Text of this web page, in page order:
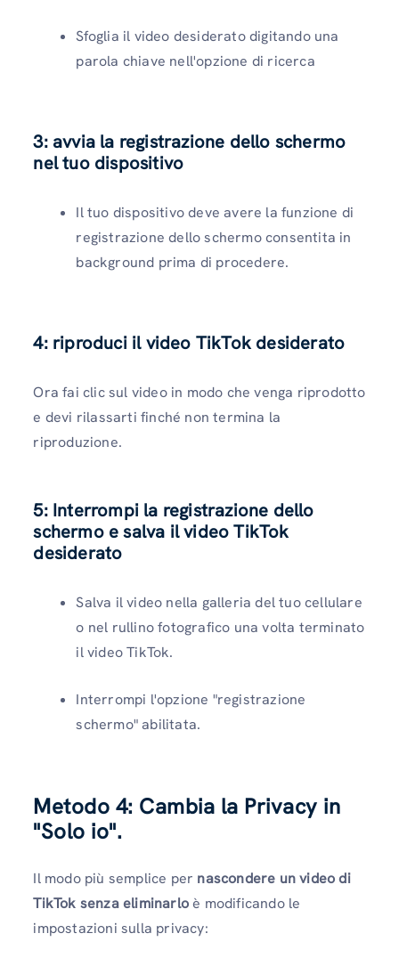
Sfoglia il video desiderato digitando una
parola chiave nell'opzione di ricerca
3: avvia la registrazione dello schermo
nel tuo dispositivo
Il tuo dispositivo deve avere la funzione di
registrazione dello schermo consentita in
background prima di procedere.
4: riproduci il video TikTok desiderato
Ora fai clic sul video in modo che venga riprodotto
e devi rilassarti finché non termina la
riproduzione.
5: Interrompi la registrazione dello
schermo e salva il video TikTok
desiderato
Salva il video nella galleria del tuo cellulare
o nel rullino fotografico una volta terminato
il video TikTok.
Interrompi l'opzione "registrazione
schermo" abilitata.
Metodo 4: Cambia la Privacy in
"Solo io".
Il modo più semplice per nascondere un video di
TikTok senza eliminarloè modificando le
impostazioni sulla privacy: